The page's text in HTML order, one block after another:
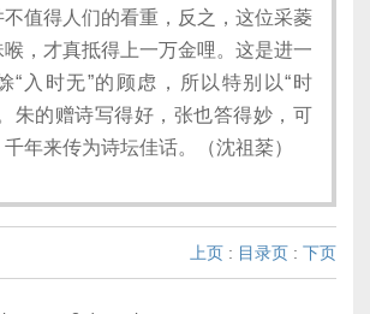
不值得人们的看重，反之，这位采菱
，才真抵得上一万金哩。这是进一
“入时无”的顾虑，所以特别以“时
朱的赠诗写得好，张也答得妙，可
年来传为诗坛佳话。（沈祖棻）
上页 : 目录页 : 下页